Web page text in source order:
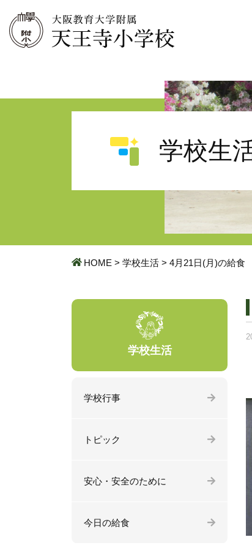
学校生
HOME > 学校生活 > 4月21日(月)の給食
学校生活
学校行事
トピック
安心・安全のために
今日の給食